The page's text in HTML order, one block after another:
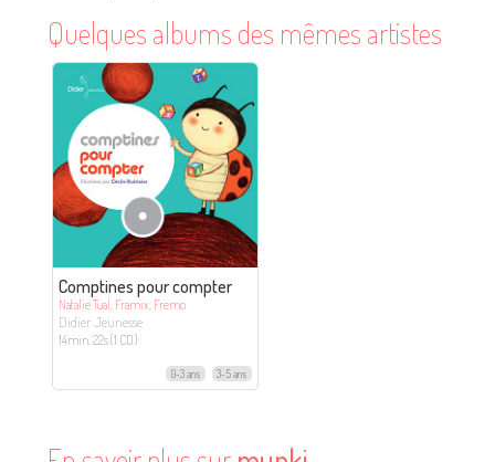
Quelques albums des mêmes artistes
Comptines pour compter
Natalie Tual, Framix, Fremo
Didier Jeunesse
14min. 22s (1 CD)
0-3 ans 3-5 ans